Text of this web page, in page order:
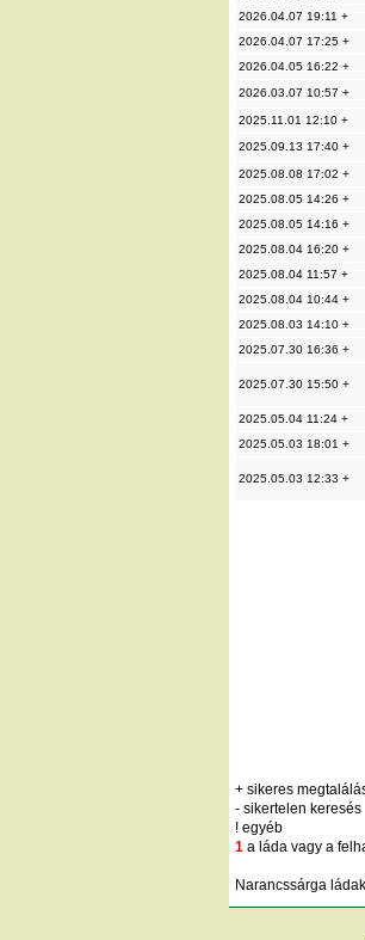
2026.04.07 19:11 +
2026.04.07 17:25 +
2026.04.05 16:22 +
2026.03.07 10:57 +
2025.11.01 12:10 +
2025.09.13 17:40 +
2025.08.08 17:02 +
2025.08.05 14:26 +
2025.08.05 14:16 +
2025.08.04 16:20 +
2025.08.04 11:57 +
2025.08.04 10:44 +
2025.08.03 14:10 +
2025.07.30 16:36 +
2025.07.30 15:50 +
2025.05.04 11:24 +
2025.05.03 18:01 +
2025.05.03 12:33 +
+ sikeres
- sikertelen keresés
! egyéb
1 a láda vagy a
Narancssárga